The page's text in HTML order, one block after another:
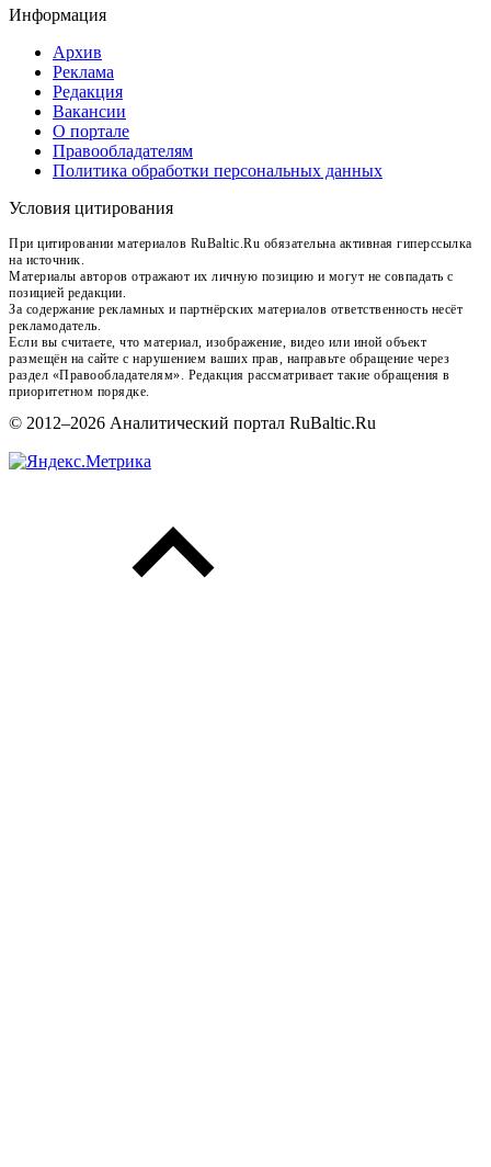
Информация
Архив
Реклама
Редакция
Вакансии
О портале
Правообладателям
Политика обработки персональных данных
Условия цитирования
При цитировании материалов RuBaltic.Ru обязательна активная гиперссылка
на источник.
Материалы авторов отражают их личную позицию и могут не совпадать с
позицией редакции.
За содержание рекламных и партнёрских материалов ответственность несёт
рекламодатель.
Если вы считаете, что материал, изображение, видео или иной объект
размещён на сайте с нарушением ваших прав, направьте обращение через
раздел «Правообладателям». Редакция рассматривает такие обращения в
приоритетном порядке.
© 2012–2026 Аналитический портал RuBaltic.Ru